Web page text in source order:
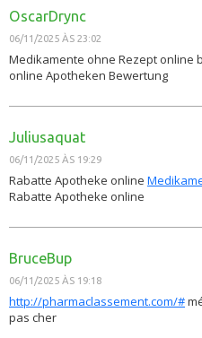
OscarDrync
06/11/2025 ÀS 23:02
Medikamente ohne Rezept online
online Apotheken Bewertung
Juliusaquat
06/11/2025 ÀS 19:29
Rabatte Apotheke online
Rabatte Apotheke online
BruceBup
06/11/2025 ÀS 19:18
http://pharmaclassement.com/#
pas cher